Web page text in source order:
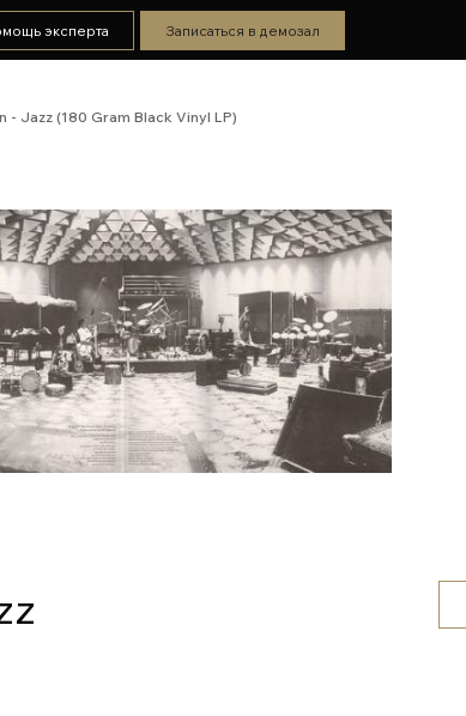
эксперта Записаться в демозал
- Jazz (180 Gram Black Vinyl LP)